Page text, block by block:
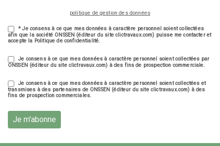
politique de gestion des données
* Je consens à ce que mes données à caractère personnel soient collectées
afin que la société ONSSEN (éditeur du site clictravaux.com) puisse me contacter et
accepte la Politique de confidentialité.
Je consens à ce que mes données à caractère personnel soient collectées par
ONSSEN (éditeur du site clictravaux.com) à des fins de prospection commerciale.
Je consens à ce que mes données à caractère personnel soient collectées et
transmises à des partenaires de ONSSEN (éditeur du site clictravaux.com) à des
fins de prospection commerciales.
Je m'abonne